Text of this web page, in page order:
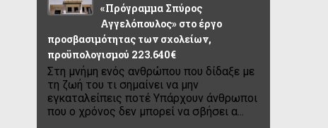
«Πρόγραμμα Σπύρος
Αγγελόπουλος» στο έργο
προσβασιμότητας των σχολείων,
προϋπολογισμού 223.640€
Στη μνήμη ενός ανθρώπου που δίδαξε με
τη ζωή του τι σημαίνει να μην
εγκαταλείπεις ποτέ Υπάρχουν άνθρωποι
που ο χρόνος δεν μπορεί να σβήσει α...